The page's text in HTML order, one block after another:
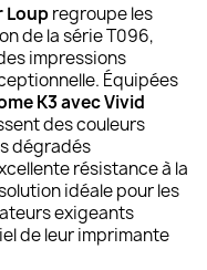
Loupregroupe les
de la série T096,
impressions
Équipées
K3 avec Vivid
des couleurs
dégradés
résistance à la
idéale pour les
exigeants
de leur imprimante